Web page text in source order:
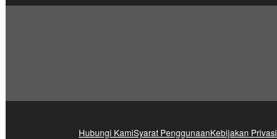
Hubungi KamiSyarat PenggunaanKebijakan Privasi